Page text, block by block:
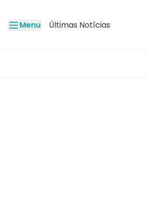
Menu Últimas Notícias